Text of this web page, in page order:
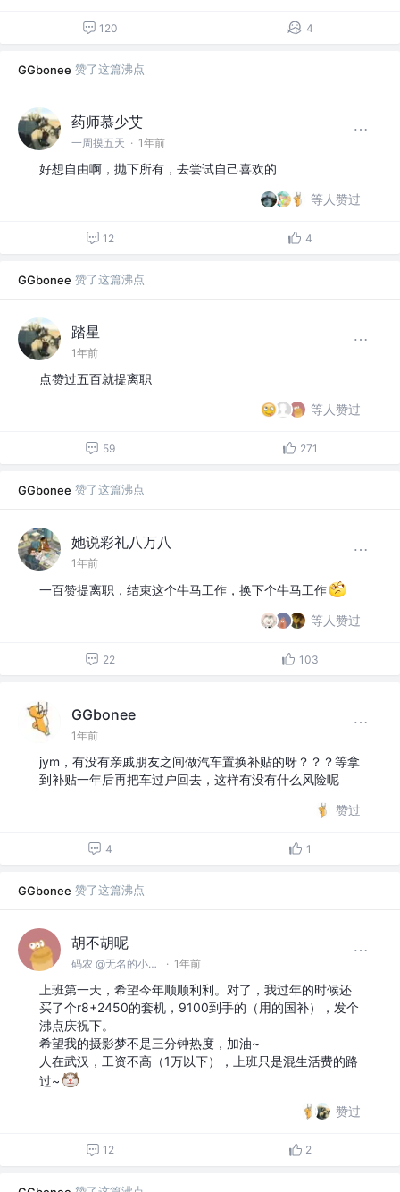
120 4
GGbonee 赞了这篇沸点
药师慕少艾
一周摸五天 · 1年前
好想自由啊，抛下所有，去尝试自己喜欢的
等人赞过
12 4
GGbonee 赞了这篇沸点
踏星
1年前
点赞过五百就提离职
等人赞过
59 271
GGbonee 赞了这篇沸点
她说彩礼八万八
1年前
一百赞提离职，结束这个牛马工作，换下个牛马工作
等人赞过
22 103
GGbonee
1年前
jym，有没有亲戚朋友之间做汽车置换补贴的呀？？？等拿
到补贴一年后再把车过户回去，这样有没有什么风险呢
赞过
4 1
GGbonee 赞了这篇沸点
胡不胡呢
码农 @无名的小公司 · 1年前
上班第一天，希望今年顺顺利利。对了，我过年的时候还
买了个r8+2450的套机，9100到手的（用的国补），发个
沸点庆祝下。
希望我的摄影梦不是三分钟热度，加油~
人在武汉，工资不高（1万以下），上班只是混生活费的路
过~
赞过
12 2